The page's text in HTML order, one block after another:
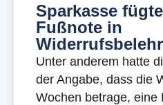
Sparkasse
Fußnote in
Unter anderem hatte
der Angabe, dass die
Wochen betrage, eine